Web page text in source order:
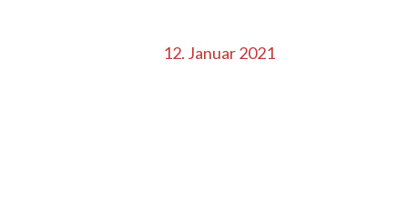
12. Januar 2021